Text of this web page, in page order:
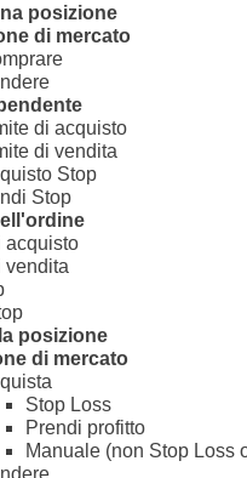
posizione
di mercato
di acquisto
di vendita
Stop
Stop
acquisto
vendita
posizione
di mercato
Stop Loss
Prendi profitto
Manuale (non Stop Loss